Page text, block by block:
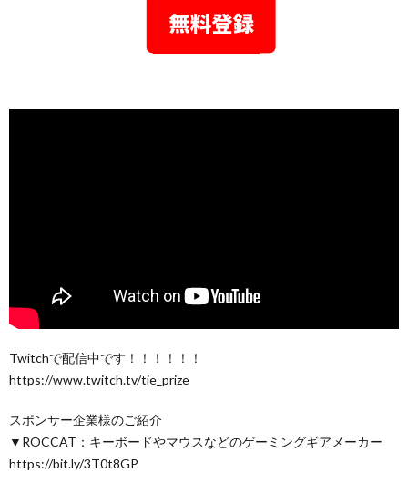
Twitchで配信中です！！！！！！
https://www.twitch.tv/tie_prize
スポンサー企業様のご紹介
▼ROCCAT：キーボードやマウスなどのゲーミングギアメーカー
https://bit.ly/3T0t8GP